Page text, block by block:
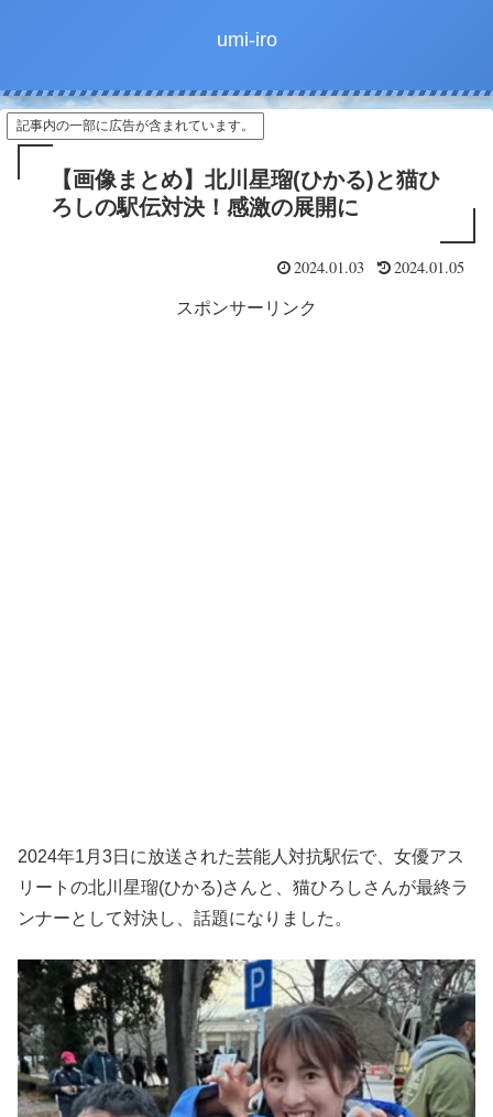
umi-iro
記事内の一部に広告が含まれています。
【画像まとめ】北川星瑠(ひかる)と猫ひ
ろしの駅伝対決！感激の展開に
2024.01.03 2024.01.05
スポンサーリンク
2024年1月3日に放送された芸能人対抗駅伝で、女優アス
リートの北川星瑠(ひかる)さんと、猫ひろしさんが最終ラ
ンナーとして対決し、話題になりました。